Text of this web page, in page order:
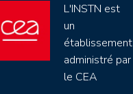
L'INSTN est
un
établissement
administré par
le CEA